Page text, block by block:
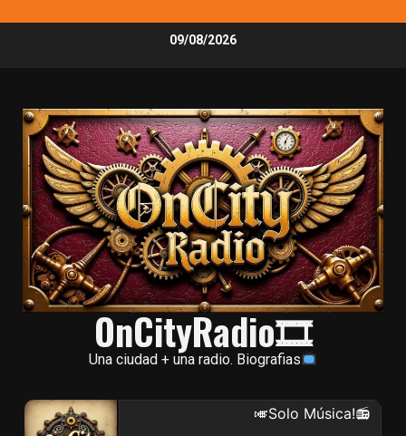
09/08/2026
OnCityRadio🎞
Una ciudad + una radio. Biografias